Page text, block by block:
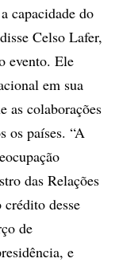
capacidade do
Celso Lafer,
evento. Ele
em sua
as colaborações
os países. “A
das Relações
desse
de
e